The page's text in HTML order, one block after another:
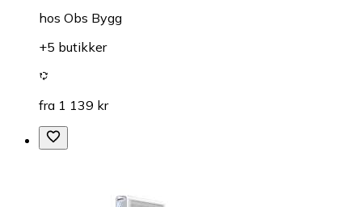
hos Obs Bygg
+5 butikker
fra 1 139 kr